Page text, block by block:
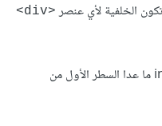
الخلفية لأي عنصر <div>
امسح الآن محتويات الملف index.html ما عدا السطر الأول من